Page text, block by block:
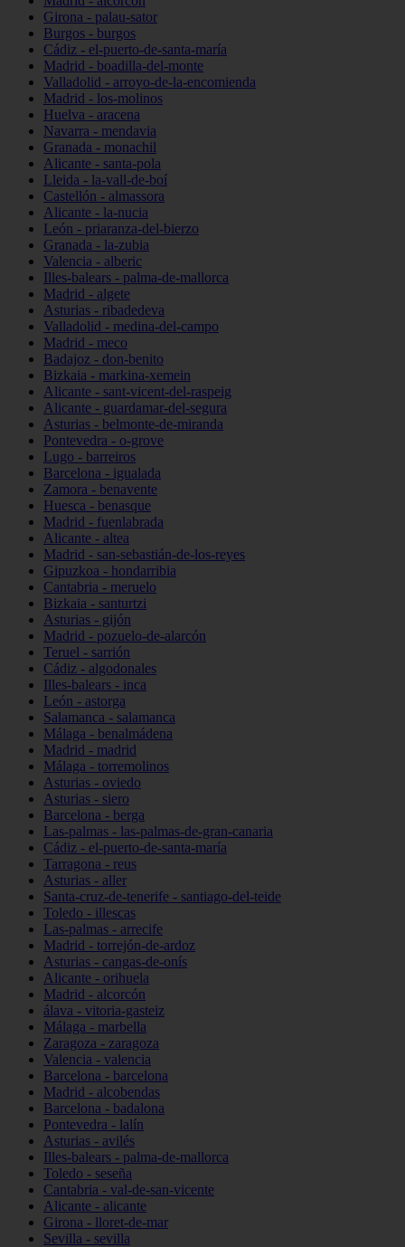
Girona - palau-sator
Burgos - burgos
Cádiz - el-puerto-de-santa-maría
Madrid - boadilla-del-monte
Valladolid - arroyo-de-la-encomienda
Madrid - los-molinos
Huelva - aracena
Navarra - mendavia
Granada - monachil
Alicante - santa-pola
Lleida - la-vall-de-boí
Castellón - almassora
Alicante - la-nucia
León - priaranza-del-bierzo
Granada - la-zubia
Valencia - alberic
Illes-balears - palma-de-mallorca
Madrid - algete
Asturias - ribadedeva
Valladolid - medina-del-campo
Madrid - meco
Badajoz - don-benito
Bizkaia - markina-xemein
Alicante - sant-vicent-del-raspeig
Alicante - guardamar-del-segura
Asturias - belmonte-de-miranda
Pontevedra - o-grove
Lugo - barreiros
Barcelona - igualada
Zamora - benavente
Huesca - benasque
Madrid - fuenlabrada
Alicante - altea
Madrid - san-sebastián-de-los-reyes
Gipuzkoa - hondarribia
Cantabria - meruelo
Bizkaia - santurtzi
Asturias - gijón
Madrid - pozuelo-de-alarcón
Teruel - sarrión
Cádiz - algodonales
Illes-balears - inca
León - astorga
Salamanca - salamanca
Málaga - benalmádena
Madrid - madrid
Málaga - torremolinos
Asturias - oviedo
Asturias - siero
Barcelona - berga
Las-palmas - las-palmas-de-gran-canaria
Cádiz - el-puerto-de-santa-maría
Tarragona - reus
Asturias - aller
Santa-cruz-de-tenerife - santiago-del-teide
Toledo - illescas
Las-palmas - arrecife
Madrid - torrejón-de-ardoz
Asturias - cangas-de-onís
Alicante - orihuela
Madrid - alcorcón
álava - vitoria-gasteiz
Málaga - marbella
Zaragoza - zaragoza
Valencia - valencia
Barcelona - barcelona
Madrid - alcobendas
Barcelona - badalona
Pontevedra - lalín
Asturias - avilés
Illes-balears - palma-de-mallorca
Toledo - seseña
Cantabria - val-de-san-vicente
Alicante - alicante
Girona - lloret-de-mar
Sevilla - sevilla